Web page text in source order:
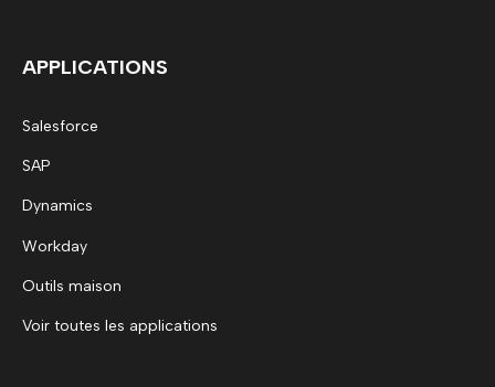
APPLICATIONS
Salesforce
SAP
Dynamics
Workday
Outils maison
Voir toutes les applications